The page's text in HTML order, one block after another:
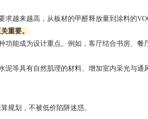
求越来越高，从板材的甲醛释放量到涂料的
重要。
能成为设计重点。例如，客厅结合书房、餐
泥等具有自然肌理的材料、增加室内采光与通
规划，不被低价陷阱迷惑。